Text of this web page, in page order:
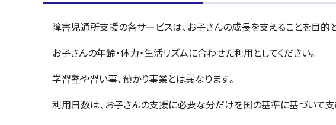
障害児通所支援の各サービスは、お子さんの成長を支えることを目的と
お子さんの年齢・体力・生活リズムに合わせた利用としてください。
学習塾や習い事、預かり事業とは異なります。
利用日数は、お子さんの支援に必要な分だけを国の基準に基づいて支